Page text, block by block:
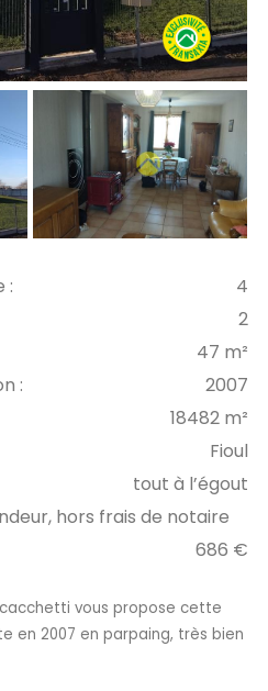
:
4
2
47 m²
:
2007
18482 m²
Fioul
tout à l’égout
hors frais de notaire
686 €
vous propose cette
en 2007 en parpaing, très bien